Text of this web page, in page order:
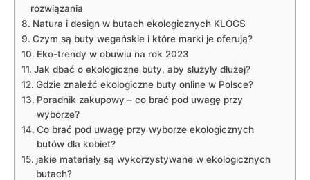
rozwiązania
Natura i design w butach ekologicznych KLOGS
Czym są buty wegańskie i które marki je oferują?
Eko-trendy w obuwiu na rok 2023
Jak dbać o ekologiczne buty, aby służyły dłużej?
Gdzie znaleźć ekologiczne buty online w Polsce?
Poradnik zakupowy – co brać pod uwagę przy
wyborze?
Co brać pod uwagę przy wyborze ekologicznych
butów dla kobiet?
jakie materiały są wykorzystywane w ekologicznych
butach?